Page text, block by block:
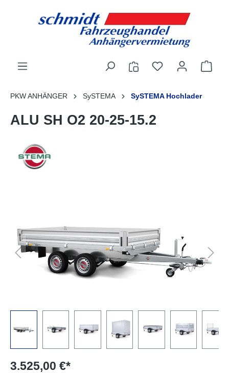
PKW ANHÄNGER SySTEMA SySTEMA Hochlader
ALU SH O2 20-25-15.2
3.525,00 €*